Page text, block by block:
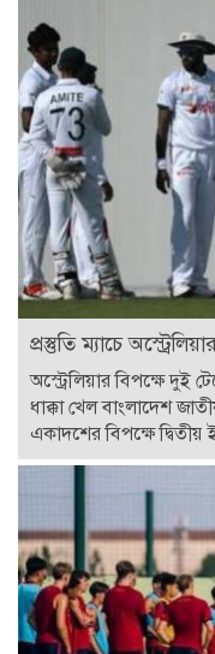
প্রস্তুতি ম্যাচে
অস্ট্রেলিয়ার বিপক্ষে দুই
ধাক্কা খেল বাংলাদেশ
একাদশের বিপক্ষে